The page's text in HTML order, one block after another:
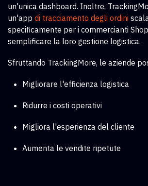
un'unica dashboard. Inoltre,
un'app di tracciamento degli ordini
specificamente per i commercianti
semplificare la loro gestione logistica.
Sfruttando TrackingMore, le aziende
Migliorare l'efficienza logistica
Ridurre i costi operativi
Migliora l'esperienza del cliente
Aumenta le vendite ripetute